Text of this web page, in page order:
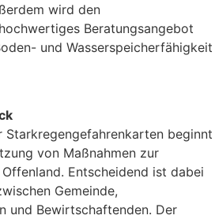
wird den
Beratungsangebot
und Wasserspeicherfähigkeit
Starkregengefahrenkarten beginnt
von Maßnahmen zur
Entscheidend ist dabei
Gemeinde,
und Bewirtschaftenden. Der